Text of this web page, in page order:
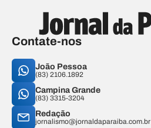
Contate-nos
João Pessoa
(83) 2106.1892
Campina Grande
(83) 3315-3204
Redação
jornalismo@jornaldaparaiba.com.br